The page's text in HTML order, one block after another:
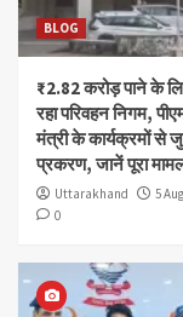
BLOG
₹2.82 करोड़ पाने के
रहा परिवहन निगम,
मंत्री के कार्यक्रमों से
प्रकरण, जानें पूरा
Uttarakhand
5
0